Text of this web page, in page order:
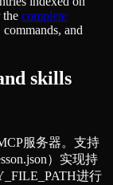
the complete
and
skills
服务器。支持
）实现持
进行